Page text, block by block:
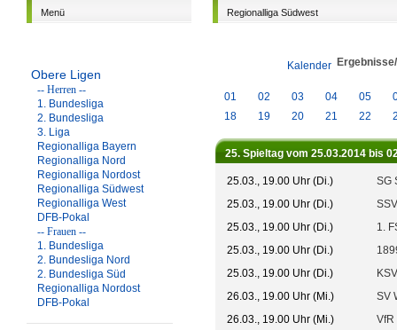
Menü
Obere Ligen
-- Herren --
1. Bundesliga
2. Bundesliga
3. Liga
Regionalliga Bayern
Regionalliga Nord
Regionalliga Nordost
Regionalliga Südwest
Regionalliga West
DFB-Pokal
-- Frauen --
1. Bundesliga
2. Bundesliga Nord
2. Bundesliga Süd
Regionalliga Nordost
DFB-Pokal
Regionalliga Südwest
Kalender
01 02 03 04 05
18
19 20 21 22
25. Spieltag vom 25.03.2014 bis
25.03., 19.00 Uhr (Di.)
SG
25.03., 19.00 Uhr (Di.)
25.03., 19.00 Uhr (Di.)
1.
25.03., 19.00 Uhr (Di.)
25.03., 19.00 Uhr (Di.)
26.03., 19.00 Uhr (Mi.)
SV
26.03., 19.00 Uhr (Mi.)
VfR